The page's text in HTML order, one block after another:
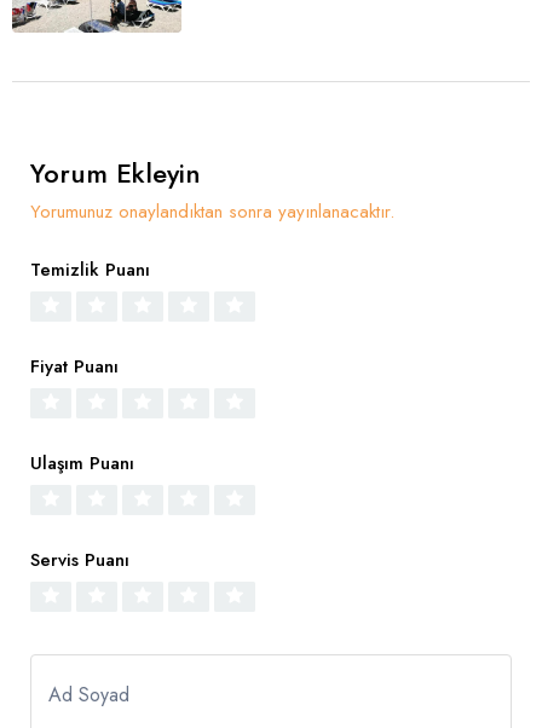
Yorum Ekleyin
Yorumunuz onaylandıktan sonra yayınlanacaktır.
Temizlik Puanı
Fiyat Puanı
Ulaşım Puanı
Servis Puanı
Ad Soyad